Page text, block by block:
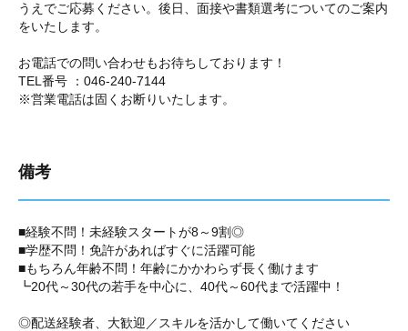
うえでご応募ください。後日、面接や書類選考についてのご案内
をいたします。
お電話での問い合わせもお待ちしております！
TEL番号 ：046-240-7144
※営業電話は固くお断りいたします。
備考
■経験不問！未経験スタートが8～9割◎
■学歴不問！免許があればすぐに活躍可能
■もちろん年齢不問！年齢にかかわらず長く働けます
┗20代～30代の若手を中心に、40代～60代まで活躍中！
◎配送経験者、大歓迎／スキルを活かして働いてください